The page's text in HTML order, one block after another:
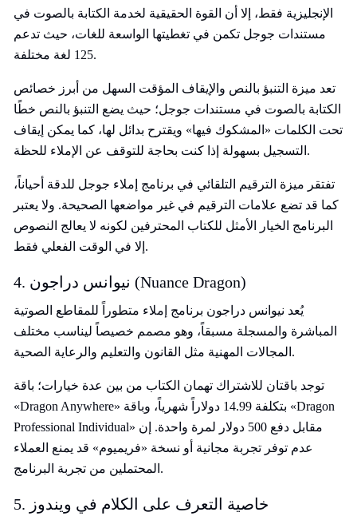
الإنجليزية فقط، إلا أن القوة الحقيقية لخدمة الكتابة بالصوت في
مستندات جوجل تكمن في تغطيتها الواسعة للغات، حيث تدعم
125 لغة مختلفة.
تعد ميزة التنبؤ بالنص والإيقاف المؤقت السهل من أبرز خصائص
الكتابة بالصوت في مستندات جوجل؛ حيث يضع التنبؤ بالنص خطًا
تحت الكلمات «المشكوك فيها» ويقترح بدائل لها، كما يمكن إيقاف
التسجيل بسهولة إذا كنت بحاجة للتوقف عن الإملاء للحظة.
تفتقر ميزة الترقيم التلقائي في برنامج إملاء جوجل للدقة أحياناً،
كما قد تضع علامات الترقيم في غير مواضعها الصحيحة. ولا يعتبر
البرنامج الخيار الأمثل للكتاب المحترفين لكونه لا يعالج النصوص
إلا في الوقت الفعلي فقط.
4. نيوانس دراجون (Nuance Dragon)
يُعد نيوانس دراجون برنامج إملاء متطوراً للمقاطع الصوتية
المباشرة والمسجلة مسبقاً، وهو مصمم خصيصاً ليناسب مختلف
المجالات المهنية مثل القانون والتعليم والرعاية الصحية.
توجد باقتان للاشتراك تهمان الكتاب من بين عدة خيارات؛ باقة
«Dragon Anywhere» بتكلفة 14.99 دولاراً شهرياً، وباقة «Dragon
Professional Individual» مقابل دفع 500 دولار لمرة واحدة. إن
عدم توفر تجربة مجانية أو نسخة «فريميوم» قد يمنع العملاء
المحتملين من تجربة البرنامج.
5. خاصية التعرف على الكلام في ويندوز